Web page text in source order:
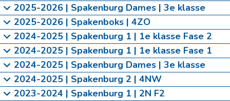
2025-2026 | Spakenburg Dames | 3e klasse
2025-2026 | Spakenboks | 4ZO
2024-2025 | Spakenburg 1 | 1e klasse Fase 2
2024-2025 | Spakenburg 1 | 1e klasse Fase 1
2024-2025 | Spakenburg Dames | 3e klasse
2024-2025 | Spakenburg 2 | 4NW
2023-2024 | Spakenburg 1 | 2N F2